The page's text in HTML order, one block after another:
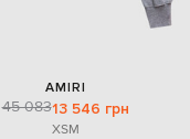
AMIRI
45 08313 546 грн
XSM